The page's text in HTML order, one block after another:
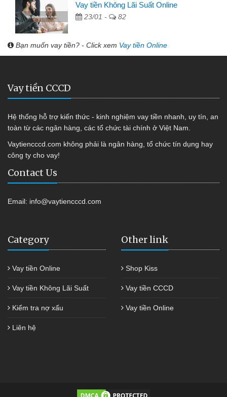
Vay tiền Không Lãi Suất Online
23/01 - 82
Bạn muốn vay tiền? - Click xem Vay tiền Online
Vay tiền CCCD
Hệ thống hỗ trợ kiến thức - kinh nghiệm vay tiền nhanh, uy tín, an
toàn từ các ngân hàng, các tổ chức tài chính ở Việt Nam.
Vaytiencccd.com không phải là ngân hàng, tổ chức tín dụng hay
công ty cho vay!
Contact Us
Email: info@vaytiencccd.com
Category
Vay tiền Online
Vay tiền Không Lãi Suất
Kiểm tra nợ xấu
Liên hệ
Other link
Shop Kiss
Vay tiền CCCD
Vay tiền Online